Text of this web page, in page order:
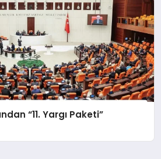
“11. Yargı Paketi”